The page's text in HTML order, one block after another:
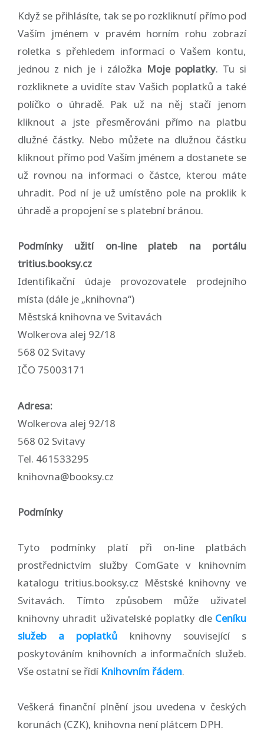
Když se přihlásíte, tak se po rozkliknutí přímo pod
Vaším jménem v pravém horním rohu zobrazí
roletka s přehledem informací o Vašem kontu,
jednou z nich je i záložka Moje poplatky. Tu si
rozkliknete a uvidíte stav Vašich poplatků a také
políčko o úhradě. Pak už na něj stačí jenom
kliknout a jste přesměrováni přímo na platbu
dlužné částky. Nebo můžete na dlužnou částku
kliknout přímo pod Vaším jménem a dostanete se
už rovnou na informaci o částce, kterou máte
uhradit. Pod ní je už umístěno pole na proklik k
úhradě a propojení se s platební bránou.
Podmínky užití on-line plateb na portálu
tritius.booksy.cz
Identifikační údaje provozovatele prodejního
místa (dále je „knihovna“)
Městská knihovna ve Svitavách
Wolkerova alej 92/18
568 02 Svitavy
IČO 75003171
Adresa:
Wolkerova alej 92/18
568 02 Svitavy
Tel. 461533295
knihovna@booksy.cz
Podmínky
Tyto podmínky platí při on-line platbách
prostřednictvím služby ComGate v knihovním
katalogu tritius.booksy.cz Městské knihovny ve
Svitavách. Tímto způsobem může uživatel
knihovny uhradit uživatelské poplatky dle Ceníku
služeb a poplatků knihovny související s
poskytováním knihovních a informačních služeb.
Vše ostatní se řídí Knihovním řádem.
Veškerá finanční plnění jsou uvedena v českých
korunách (CZK), knihovna není plátcem DPH.